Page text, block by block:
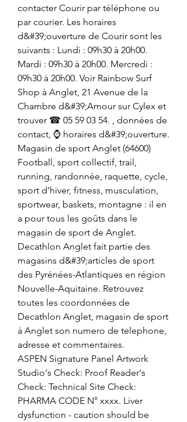
contacter Courir par téléphone ou
par courier. Les horaires
d&#39;ouverture de Courir sont les
suivants : Lundi : 09h30 à 20h00.
Mardi : 09h30 à 20h00. Mercredi :
09h30 à 20h00. Voir Rainbow Surf
Shop à Anglet, 21 Avenue de la
Chambre d&#39;Amour sur Cylex et
trouver ☎ 05 59 03 54. , données de
contact, ⌚ horaires d&#39;ouverture.
Magasin de sport Anglet (64600)
Football, sport collectif, trail,
running, randonnée, raquette, cycle,
sport d’hiver, fitness, musculation,
sportwear, baskets, montagne : il en
a pour tous les goûts dans le
magasin de sport de Anglet.
Decathlon Anglet fait partie des
magasins d&#39;articles de sport
des Pyrénées-Atlantiques en région
Nouvelle-Aquitaine. Retrouvez
toutes les coordonnées de
Decathlon Anglet, magasin de sport
à Anglet son numero de telephone,
adresse et commentaires.
ASPEN Signature Panel Artwork
Studio‘s Check: Proof Reader‘s
Check: Technical Site Check:
PHARMA CODE N° xxxx. Liver
dysfunction - caution should be